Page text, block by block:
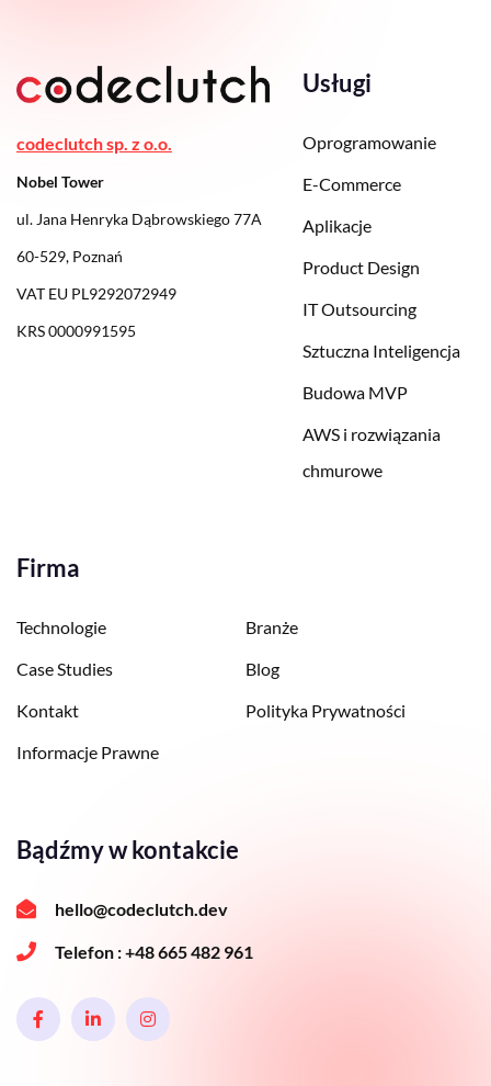
codeclutch sp. z o.o.
Nobel Tower
ul. Jana Henryka Dąbrowskiego 77A
60-529, Poznań
VAT EU PL9292072949
KRS 0000991595
Usługi
Oprogramowanie
E-Commerce
Aplikacje
Product Design
IT Outsourcing
Sztuczna Inteligencja
Budowa MVP
AWS i rozwiązania
chmurowe
Firma
Technologie
Branże
Case Studies
Blog
Kontakt
Polityka Prywatności
Informacje Prawne
Bądźmy w kontakcie
hello@codeclutch.dev
Telefon :+48 665 482 961